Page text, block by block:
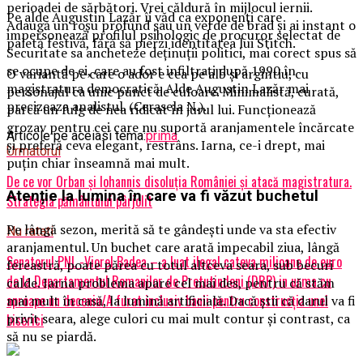
Pe alde Augustin Lazăr îi văd ca exponenți care
impersonează profilul psihologic de procuror selectat de
Securitate sa ancheteze deținuții politici, mai corect spus să
se ocupe de ei, care au fost infiltrați după 1990 în
magistratura democratică. Alde Augustin Lazăr mai
precizeaza analistul. (Cerasela N.).
Articole pe aceiasi tema:prima
Urmatorul
De ce vor Orban și Iohannis disoluția României și atacă magistratura.
Strategia pământului pârjolit
Nu ratati
Senatorul PNL -Viorel Badea – a luat ilegal cateva milioane de euro
de la Departamentul Romanilor de Pretutindeni (DRP) in urma cu
aproape un deceniu/A furat inclusiv banii pentru construcţia unei
biserici
perioadei de sărbători. Vrei căldură în mijlocul iernii.
Adaugă un roșu profund sau un verde de brad și ai instant o
paletă festivă, fără să pierzi identitatea lui Stitch.
O variantă pe care o ador e cea pe alb și argintiu, cu
personajul ca unic punct de culoare. Minimalistă, curată,
parcă un fulg de nea ridicat în jurul lui. Funcționează
grozav pentru cei care nu suportă aranjamentele încărcate
și preferă ceva elegant, restrâns. Iarna, ce-i drept, mai
puțin chiar înseamnă mai mult.
Atenție la lumina în care va fi văzut buchetul
Pe lângă sezon, merită să te gândești unde va sta efectiv
aranjamentul. Un buchet care arată impecabil ziua, lângă
fereastră, poate părea cu totul altceva seara, sub becuri
calde. Iarna problema apare cel mai des, pentru că stăm
mai mult în casă, la lumină artificială. Dacă știi că darul va fi
privit seara, alege culori cu mai mult contur și contrast, ca
să nu se piardă.